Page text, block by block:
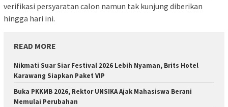
verifikasi persyaratan calon namun tak kunjung diberikan
hingga hari ini.
READ MORE
Nikmati Suar Siar Festival 2026 Lebih Nyaman, Brits Hotel
Karawang Siapkan Paket VIP
Buka PKKMB 2026, Rektor UNSIKA Ajak Mahasiswa Berani
Memulai Perubahan